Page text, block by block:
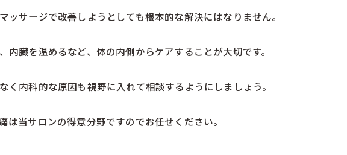
ッサージで改善しようとしても根本的な解決にはなりません。
内臓を温めるなど、体の内側からケアすることが大切です。
く内科的な原因も視野に入れて相談するようにしましょう。
は当サロンの得意分野ですのでお任せください。